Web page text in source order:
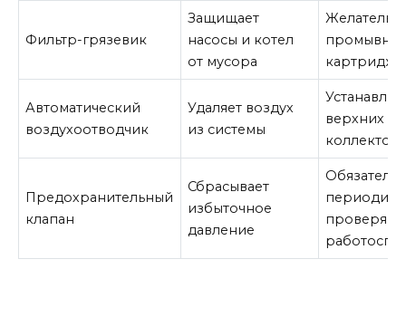
Фильтр-грязевик
Защищает
насосы и котел
от мусора
Автоматический
воздухоотводчик
Удаляет воздух
из системы
верхних
Предохранительный
клапан
Сбрасывает
избыточное
давление